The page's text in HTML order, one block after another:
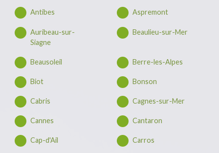
Antibes Aspremont
Auribeau-sur-
Siagne
Beaulieu-sur-Mer
Beausoleil Berre-les-Alpes
Biot Bonson
Cabris Cagnes-sur-Mer
Cannes Cantaron
Cap-d'Ail Carros